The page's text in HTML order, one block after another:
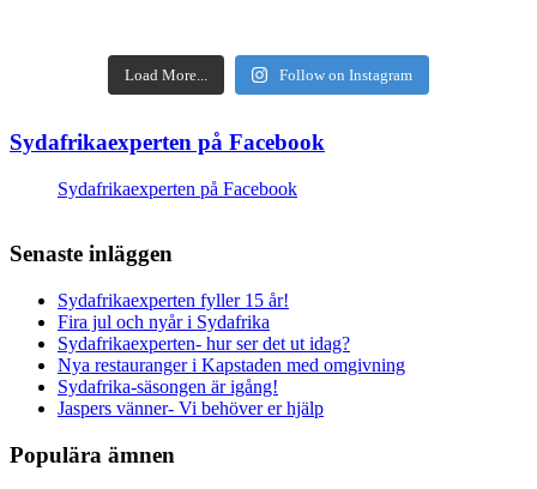
Load More... Follow on Instagram
Sydafrikaexperten på Facebook
Sydafrikaexperten på Facebook
Senaste inläggen
Sydafrikaexperten fyller 15 år!
Fira jul och nyår i Sydafrika
Sydafrikaexperten- hur ser det ut idag?
Nya restauranger i Kapstaden med omgivning
Sydafrika-säsongen är igång!
Jaspers vänner- Vi behöver er hjälp
Populära ämnen